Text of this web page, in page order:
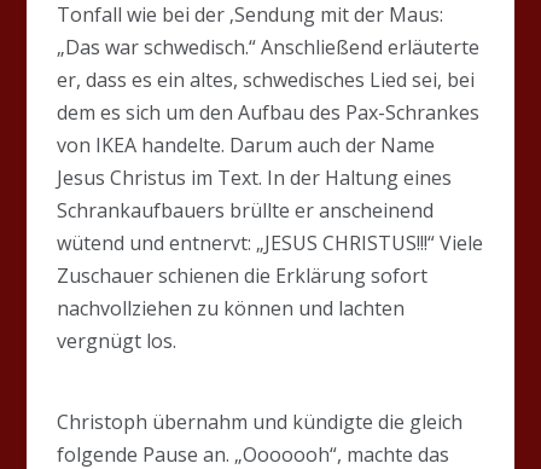
Tonfall wie bei der ‚Sendung mit der Maus:
„Das war schwedisch.“ Anschließend erläuterte
er, dass es ein altes, schwedisches Lied sei, bei
dem es sich um den Aufbau des Pax-Schrankes
von IKEA handelte. Darum auch der Name
Jesus Christus im Text. In der Haltung eines
Schrankaufbauers brüllte er anscheinend
wütend und entnervt: „JESUS CHRISTUS!!!“ Viele
Zuschauer schienen die Erklärung sofort
nachvollziehen zu können und lachten
vergnügt los.
Christoph übernahm und kündigte die gleich
folgende Pause an. „Ooooooh“, machte das